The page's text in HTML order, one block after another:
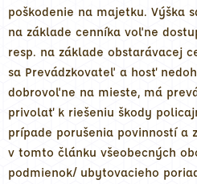
poškodenie na majetku. Výška
na základe cenníka voľne
resp. na základe obstarávacej
sa Prevádzkovateľ a hosť
dobrovoľne na mieste, má
privolať k riešeniu škody
prípade porušenia povinností a
v tomto článku všeobecných
podmienok/ ubytovacieho